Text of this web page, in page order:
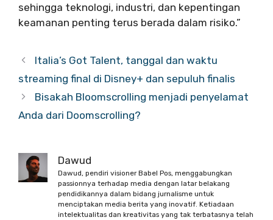
sehingga teknologi, industri, dan kepentingan
keamanan penting terus berada dalam risiko.”
Italia’s Got Talent, tanggal dan waktu
streaming final di Disney+ dan sepuluh finalis
Bisakah Bloomscrolling menjadi penyelamat
Anda dari Doomscrolling?
Dawud
Dawud, pendiri visioner Babel Pos, menggabungkan
passionnya terhadap media dengan latar belakang
pendidikannya dalam bidang jurnalisme untuk
menciptakan media berita yang inovatif. Ketiadaan
intelektualitas dan kreativitas yang tak terbatasnya telah